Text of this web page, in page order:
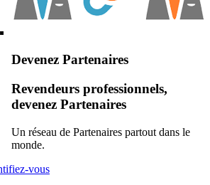
Devenez Partenaires
Revendeurs professionnels,
devenez Partenaires
Un réseau de Partenaires partout dans le
monde.
vous